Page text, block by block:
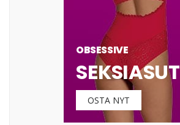
OBSESSIVE
SEKSIASUT
OSTA NYT